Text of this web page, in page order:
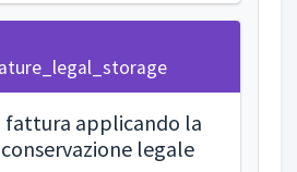
fattura applicando la
legale